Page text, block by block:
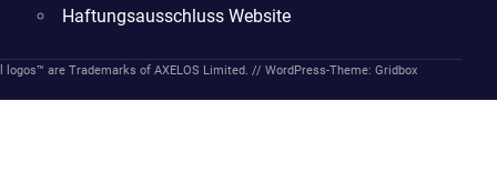
Haftungsausschluss Website
are Trademarks of AXELOS Limited. // WordPress-Theme: Gridbox